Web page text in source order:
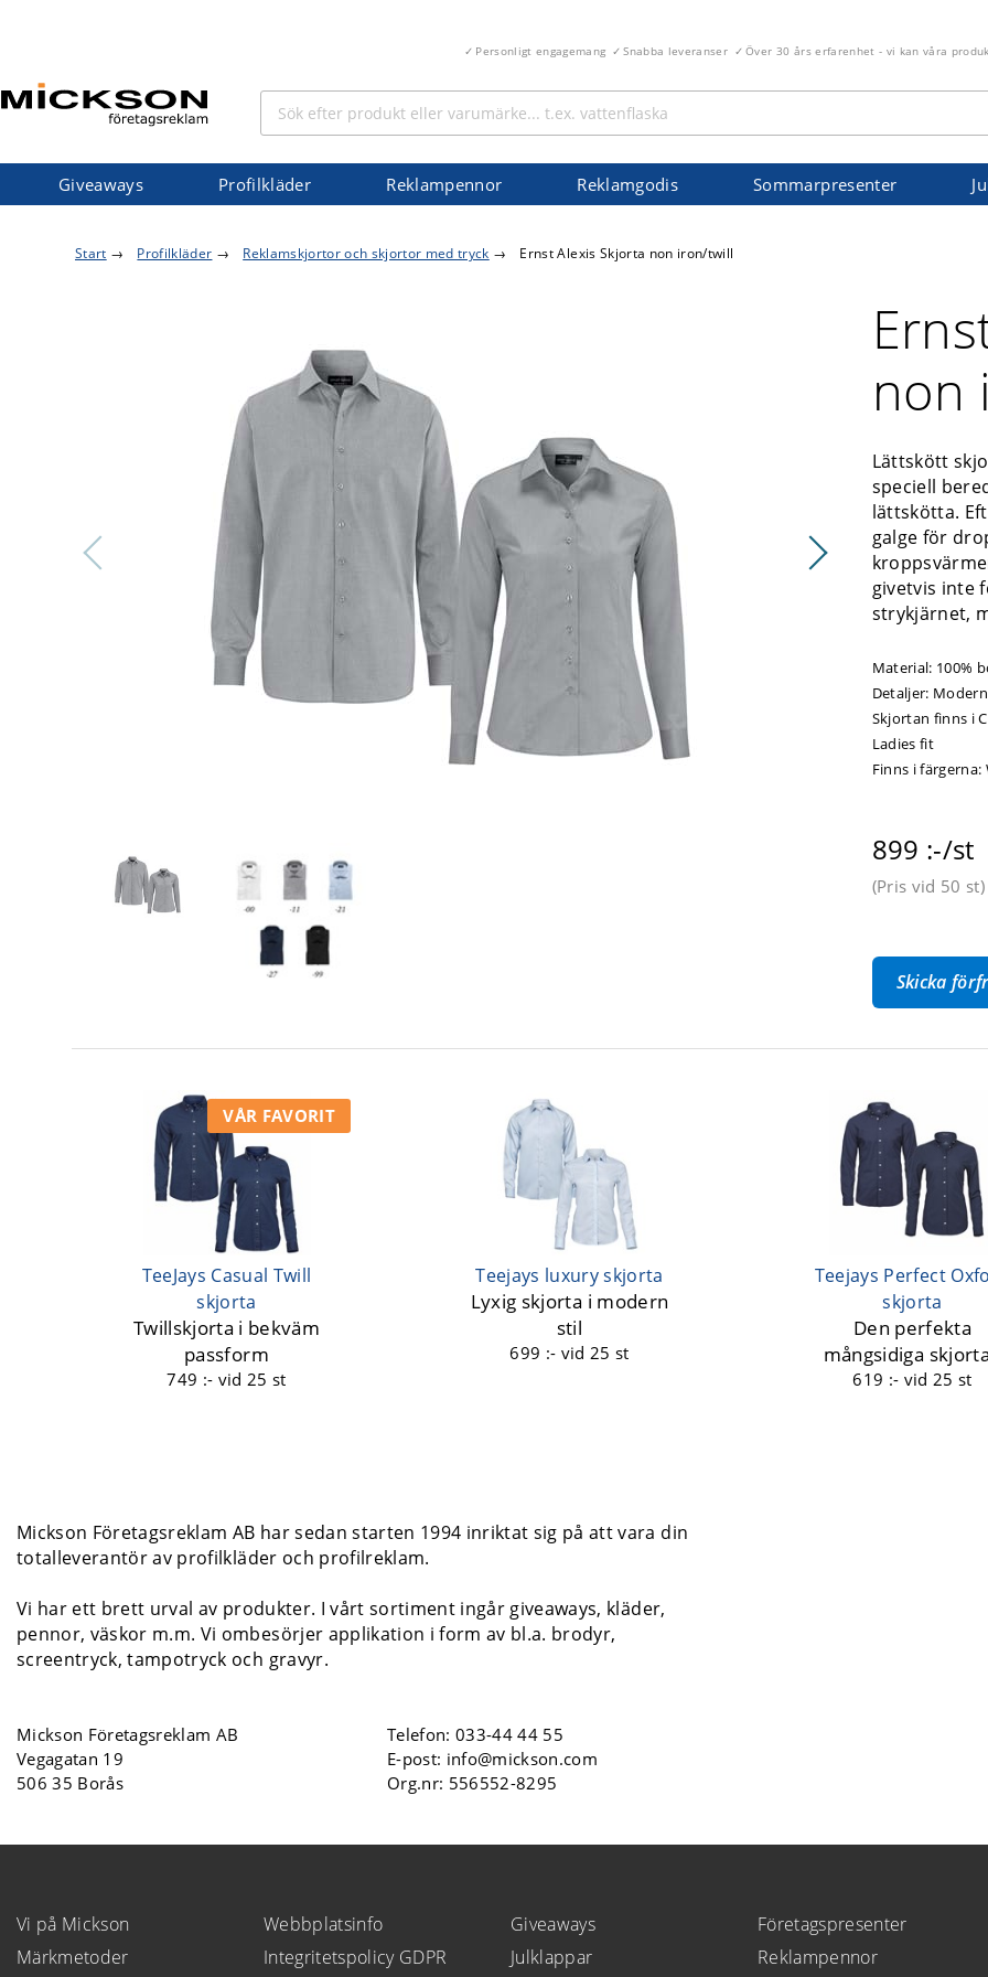
Personligt engagemang Snabba leveranser Över 30 års erfarenhet - vi kan våra
Giveaways Profilkläder Reklampennor Reklamgodis Sommarpresenter
Start → Profilkläder → Reklamskjortor och skjortor med tryck → Ernst Alexis Skjorta non iron/twill
non
Lättskött
speciell
lättskötta.
galge för
givetvis inte
strykjärnet,
Material: 100%
Detaljer:
Skjortan finns i
Ladies fit
Finns i färgerna:
899 :-/st
(Pris vid 50 st)
Skicka
VÅR FAVORIT
TeeJays Casual Twill
skjorta
Twillskjorta i bekväm
passform
749 :- vid 25 st
Teejays luxury skjorta
Lyxig skjorta i modern
stil
699 :- vid 25 st
Teejays Perfect
skjorta
Den perfekta
mångsidiga
619 :- vid 25 st
Mickson Företagsreklam AB har sedan starten 1994 inriktat sig på att vara din
totalleverantör av profilkläder och profilreklam.
Vi har ett brett urval av produkter. I vårt sortiment ingår giveaways, kläder,
pennor, väskor m.m. Vi ombesörjer applikation i form av bl.a. brodyr,
screentryck, tampotryck och gravyr.
Mickson Företagsreklam AB
Vegagatan 19
506 35 Borås
Telefon:033-44 44 55
E-post: info@mickson.com
Org.nr: 556552-8295
Vi på Mickson
Märkmetoder
Webbplatsinfo
Integritetspolicy GDPR
Giveaways
Julklappar
Företagspresenter
Reklampennor